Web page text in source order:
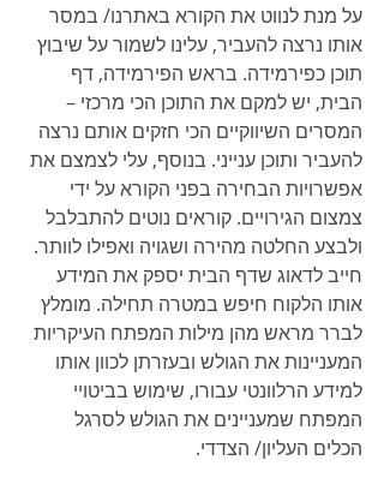
על מנת לנווט את הקורא באתרנו/ במסר
אותו נרצה להעביר, עלינו לשמור על שיבוץ
תוכן כפירמידה. בראש הפירמידה, דף
הבית, יש למקם את התוכן הכי מרכזי –
המסרים השיווקיים הכי חזקים אותם נרצה
להעביר ותוכן ענייני. בנוסף, עלי לצמצם את
אפשרויות הבחירה בפני הקורא על ידי
צמצום הגירויים. קוראים נוטים להתבלבל
ולבצע החלטה מהירה ושגויה ואפילו לוותר.
חייב לדאוג שדף הבית יספק את המידע
אותו הלקוח חיפש במטרה תחילה. מומלץ
לברר מראש מהן מילות המפתח העיקריות
המעניינות את הגולש ובעזרתן לכוון אותו
למידע הרלוונטי עבורו, שימוש בביטויי
המפתח שמעניינים את הגולש לסרגל
הכלים העליון/ הצדדי.